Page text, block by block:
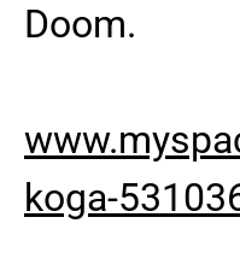
Doom.
koga-